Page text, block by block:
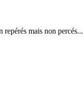
mais non percés...